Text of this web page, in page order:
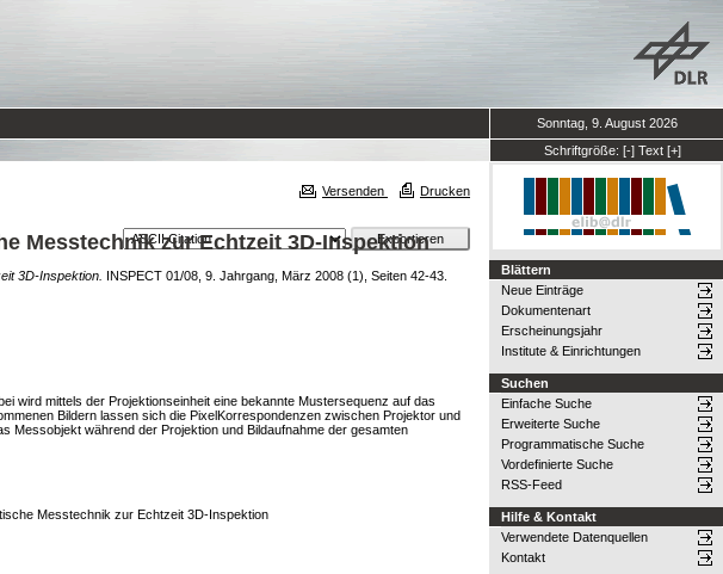
Sonntag, 9. August 2026
Schriftgröße: [-] Text [+]
Versenden Drucken
Messtechnik zur Echtzeit 3D-Inspektion
3D-Inspektion. INSPECT 01/08, 9. Jahrgang, März 2008 (1), Seiten 42-43.
wird mittels der Projektionseinheit eine bekannte Mustersequenz auf das
Bildern lassen sich die Pixel­Korrespondenzen zwischen Projektor und
Messobjekt während der Projektion und Bildaufnahme der gesamten
Messtechnik zur Echtzeit 3D-Inspektion
Blättern
Neue Einträge
Dokumentenart
Erscheinungsjahr
Institute & Einrichtungen
Suchen
Einfache Suche
Erweiterte Suche
Programmatische Suche
Vordefinierte Suche
RSS-Feed
Hilfe & Kontakt
Verwendete Datenquellen
Kontakt